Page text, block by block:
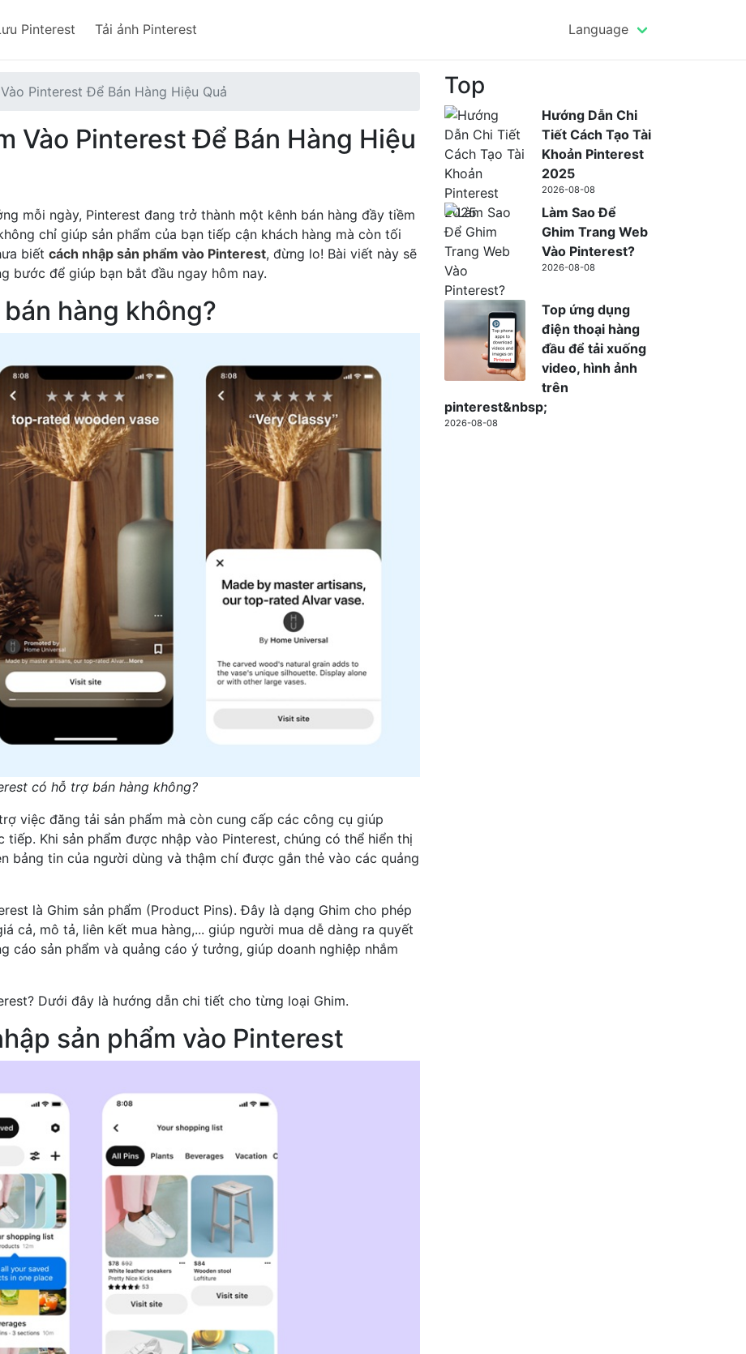
Pinterest Tải ảnh Pinterest Language
Pinterest Để Bán Hàng Hiệu Quả
Vào Pinterest Để Bán Hàng Hiệu
mỗi ngày, Pinterest đang trở thành một kênh bán hàng đầy tiềm
chỉ giúp sản phẩm của bạn tiếp cận khách hàng mà còn tối
biết cách nhập sản phẩm vào Pinterest, đừng lo! Bài viết này sẽ
bước để giúp bạn bắt đầu ngay hôm nay.
hàng không?
có hỗ trợ bán hàng không?
việc đăng tải sản phẩm mà còn cung cấp các công cụ giúp
Khi sản phẩm được nhập vào Pinterest, chúng có thể hiển thị
bảng tin của người dùng và thậm chí được gắn thẻ vào các quảng
là Ghim sản phẩm (Product Pins). Đây là dạng Ghim cho phép
cả, mô tả, liên kết mua hàng,... giúp người mua dễ dàng ra quyết
cáo sản phẩm và quảng cáo ý tưởng, giúp doanh nghiệp nhắm
Dưới đây là hướng dẫn chi tiết cho từng loại Ghim.
sản phẩm vào Pinterest
Top
Hướng Dẫn Chi
Tiết Cách Tạo Tài
Khoản Pinterest
2025
2026-08-08
Làm Sao Để
Ghim Trang Web
Vào Pinterest?
2026-08-08
Top ứng dụng
điện thoại hàng
đầu để tải xuống
video, hình ảnh
trên
pinterest&nbsp;
2026-08-08